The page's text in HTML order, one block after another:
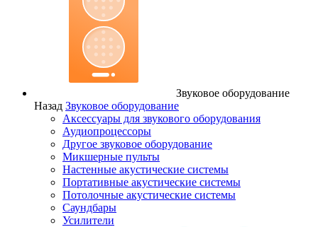
Звуковое оборудование
Назад Звуковое оборудование
Аксессуары для звукового оборудования
Аудиопроцессоры
Другое звуковое оборудование
Микшерные пульты
Настенные акустические системы
Портативные акустические системы
Потолочные акустические системы
Саундбары
Усилители